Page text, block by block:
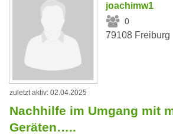
joachimw1
0
79108 Freiburg
zuletzt aktiv: 02.04.2025
Nachhilfe im Umgang mit
Geräten…..